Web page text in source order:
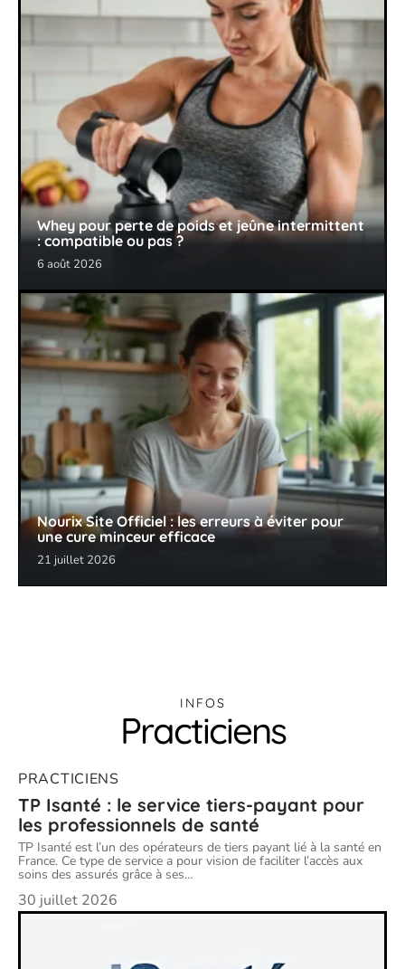
Whey pour perte de poids et jeûne intermittent
: compatible ou pas ?
6 août 2026
Nourix Site Officiel : les erreurs à éviter pour
une cure minceur efficace
21 juillet 2026
INFOS
Practiciens
PRACTICIENS
TP Isanté : le service tiers-payant pour
les professionnels de santé
TP Isanté est l’un des opérateurs de tiers payant lié à la santé en
France. Ce type de service a pour vision de faciliter l’accès aux
soins des assurés grâce à ses…
30 juillet 2026